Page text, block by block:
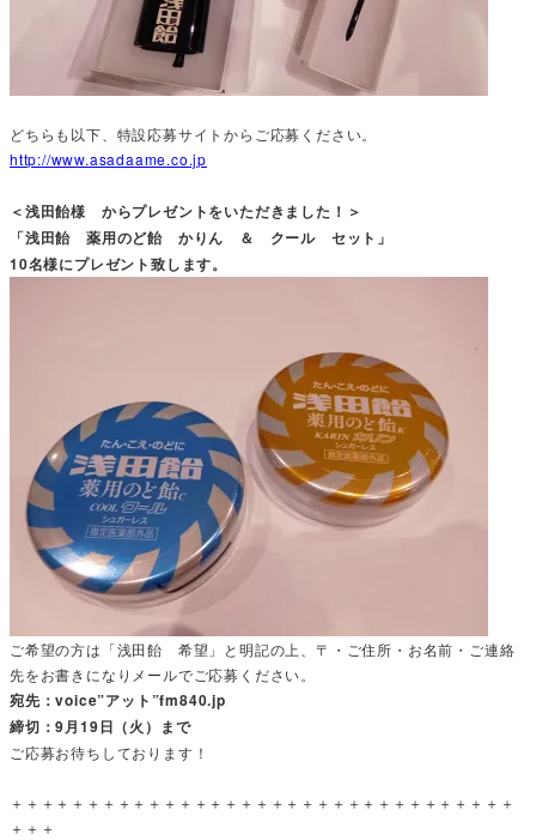
どちらも以下、特設応募サイトからご応募ください。
http://www.asadaame.co.jp
＜浅田飴様 からプレゼントをいただきました！＞
「浅田飴 薬用のど飴 かりん ＆ クール セット」
10名様にプレゼント致します。
ご希望の方は「浅田飴 希望」と明記の上、〒・ご住所・お名前・ご連絡
先をお書きになりメールでご応募ください。
宛先：voice”アット”fm840.jp
締切：9月19日（火）まで
ご応募お待ちしております！
＋＋＋＋＋＋＋＋＋＋＋＋＋＋＋＋＋＋＋＋＋＋＋＋＋＋＋＋＋＋＋＋＋
＋＋＋